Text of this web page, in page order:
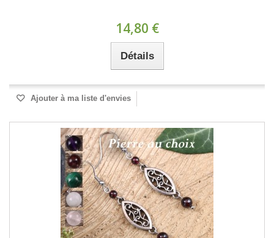
14,80 €
Détails
Ajouter à ma liste d'envies